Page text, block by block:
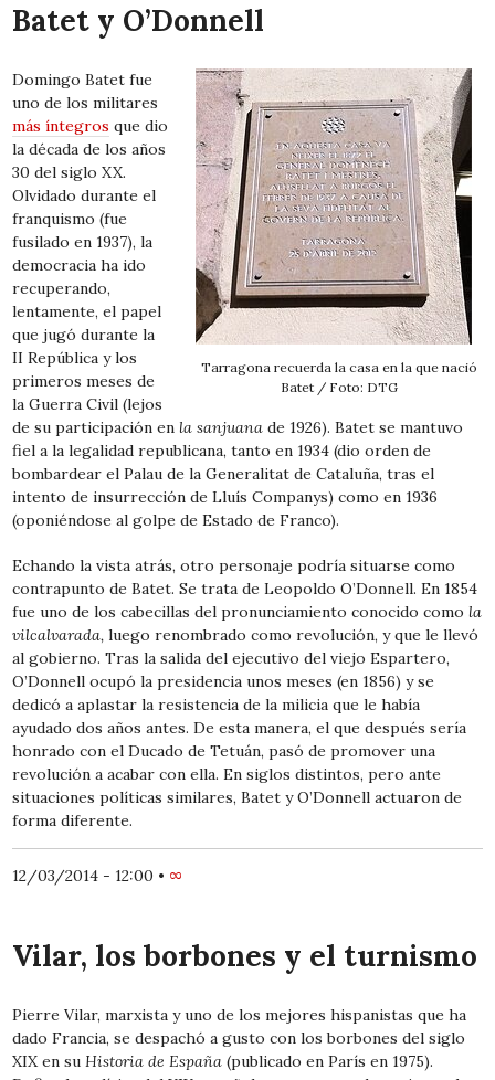
Batet y O’Donnell
Tarragona recuerda la casa en la que nació
Batet / Foto: DTG
Domingo Batet fue
uno de los militares
más íntegros que dio
la década de los años
30 del siglo XX.
Olvidado durante el
franquismo (fue
fusilado en 1937), la
democracia ha ido
recuperando,
lentamente, el papel
que jugó durante la
II República y los
primeros meses de
la Guerra Civil (lejos
de su participación enla sanjuana de 1926). Batet se mantuvo
fiel a la legalidad republicana, tanto en 1934 (dio orden de
bombardear el Palau de la Generalitat de Cataluña, tras el
intento de insurrección de Lluís Companys) como en 1936
(oponiéndose al golpe de Estado de Franco).
Echando la vista atrás, otro personaje podría situarse como
contrapunto de Batet. Se trata de Leopoldo O’Donnell. En 1854
fue uno de los cabecillas del pronunciamiento conocido comola
vilcalvarada, luego renombrado como revolución, y que le llevó
al gobierno. Tras la salida del ejecutivo del viejo Espartero,
O’Donnell ocupó la presidencia unos meses (en 1856) y se
dedicó a aplastar la resistencia de la milicia que le había
ayudado dos años antes. De esta manera, el que después sería
honrado con el Ducado de Tetuán, pasó de promover una
revolución a acabar con ella. En siglos distintos, pero ante
situaciones políticas similares, Batet y O’Donnell actuaron de
forma diferente.
12/03/2014 - 12:00 • ∞
Vilar, los borbones y el turnismo
Pierre Vilar, marxista y uno de los mejores hispanistas que ha
dado Francia, se despachó a gusto con los borbones del siglo
XIX en suHistoria de España (publicado en París en 1975).